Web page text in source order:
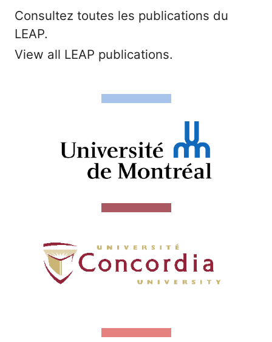
Consultez toutes les publications du
LEAP.
View all LEAP publications.